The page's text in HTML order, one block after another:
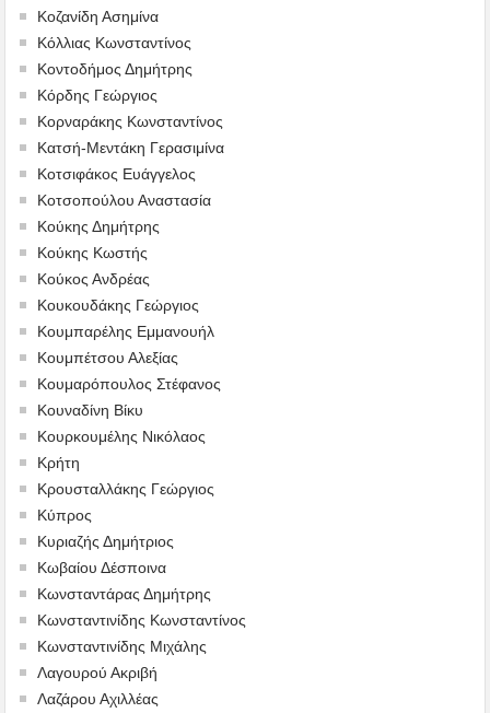
Κοζανίδη Ασημίνα
Κόλλιας Κωνσταντίνος
Κοντοδήμος Δημήτρης
Κόρδης Γεώργιος
Κορναράκης Κωνσταντίνος
Κατσή-Μεντάκη Γερασιμίνα
Κοτσιφάκος Ευάγγελος
Κοτσοπούλου Αναστασία
Κούκης Δημήτρης
Κούκης Κωστής
Κούκος Ανδρέας
Κουκουδάκης Γεώργιος
Κουμπαρέλης Εμμανουήλ
Κουμπέτσου Αλεξίας
Κουμαρόπουλος Στέφανος
Κουναδίνη Βίκυ
Κουρκουμέλης Νικόλαος
Κρήτη
Κρουσταλλάκης Γεώργιος
Κύπρος
Κυριαζής Δημήτριος
Κωβαίου Δέσποινα
Κωνσταντάρας Δημήτρης
Κωνσταντινίδης Κωνσταντίνος
Κωνσταντινίδης Μιχάλης
Λαγουρού Ακριβή
Λαζάρου Αχιλλέας